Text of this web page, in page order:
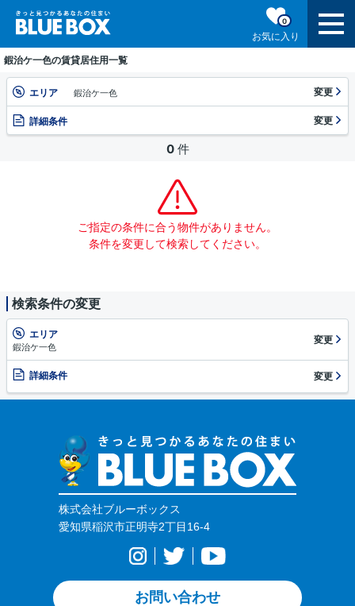
お気に入り
0
鍜治ケ一色の賃貸居住用一覧
エリア 鍜治ケ一色 変更
詳細条件 変更
0 件
ご指定の条件に合う物件がありません。
条件を変更して検索してください。
検索条件の変更
エリア
鍜治ケ一色
変更
詳細条件 変更
株式会社ブルーボックス
愛知県稲沢市正明寺2丁目16-4
お問い合わせ